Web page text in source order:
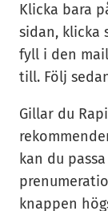
Klicka bara
sidan, klicka
fyll i den
till. Följ
Gillar du
kan du
knappen